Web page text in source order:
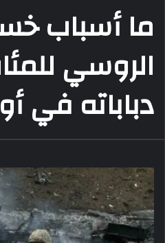
ما أسباب
الروسي
دباباته في